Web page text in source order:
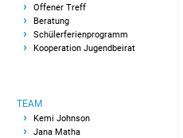
Offener Treff
Beratung
Schülerferienprogramm
Kooperation Jugendbeirat
TEAM
Kemi Johnson
Jana Matha